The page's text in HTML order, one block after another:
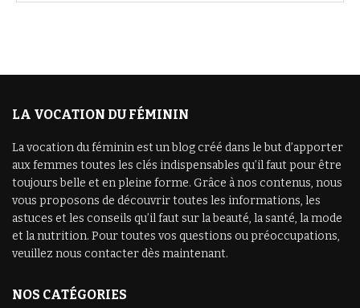
LA VOCATION DU FÉMININ
La vocation du féminin est un blog créé dans le but d’apporter
aux femmes toutes les clés indispensables qu’il faut pour être
toujours belle et en pleine forme. Grâce à nos contenus, nous
vous proposons de découvrir toutes les informations, les
astuces et les conseils qu’il faut sur la beauté, la santé, la mode
et la nutrition. Pour toutes vos questions ou préoccupations,
veuillez nous contacter dès maintenant.
NOS CATÉGORIES